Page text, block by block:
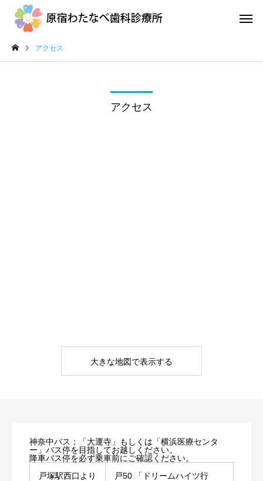
アクセス
アクセス
大きな地図で表示する
神奈中バス：「大運寺」もしくは「横浜医療センタ
ー」バス停を目指してお越しください。
降車バス停を必ず乗車前にご確認ください。
戸塚駅西口より
戸50 「ドリームハイツ行